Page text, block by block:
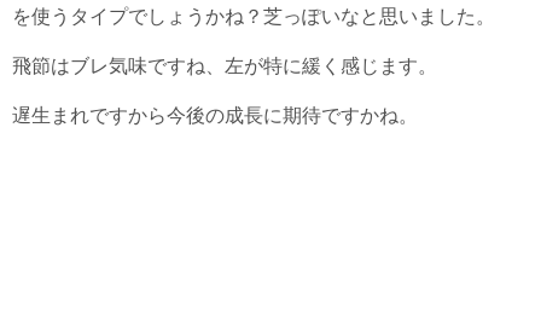
を使うタイプでしょうかね？芝っぽいなと思いました。
飛節はブレ気味ですね、左が特に緩く感じます。
遅生まれですから今後の成長に期待ですかね。